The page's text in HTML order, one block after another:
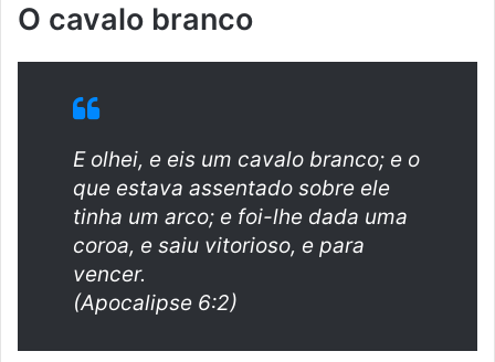
O cavalo branco
E olhei, e eis um cavalo branco; e o
que estava assentado sobre ele
tinha um arco; e foi-lhe dada uma
coroa, e saiu vitorioso, e para
vencer.
(Apocalipse 6:2)